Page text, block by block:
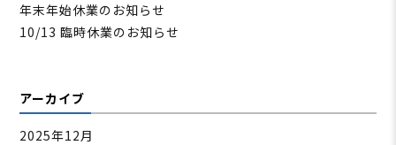
年末年始休業のお知らせ
10/13 臨時休業のお知らせ
アーカイブ
2025年12月